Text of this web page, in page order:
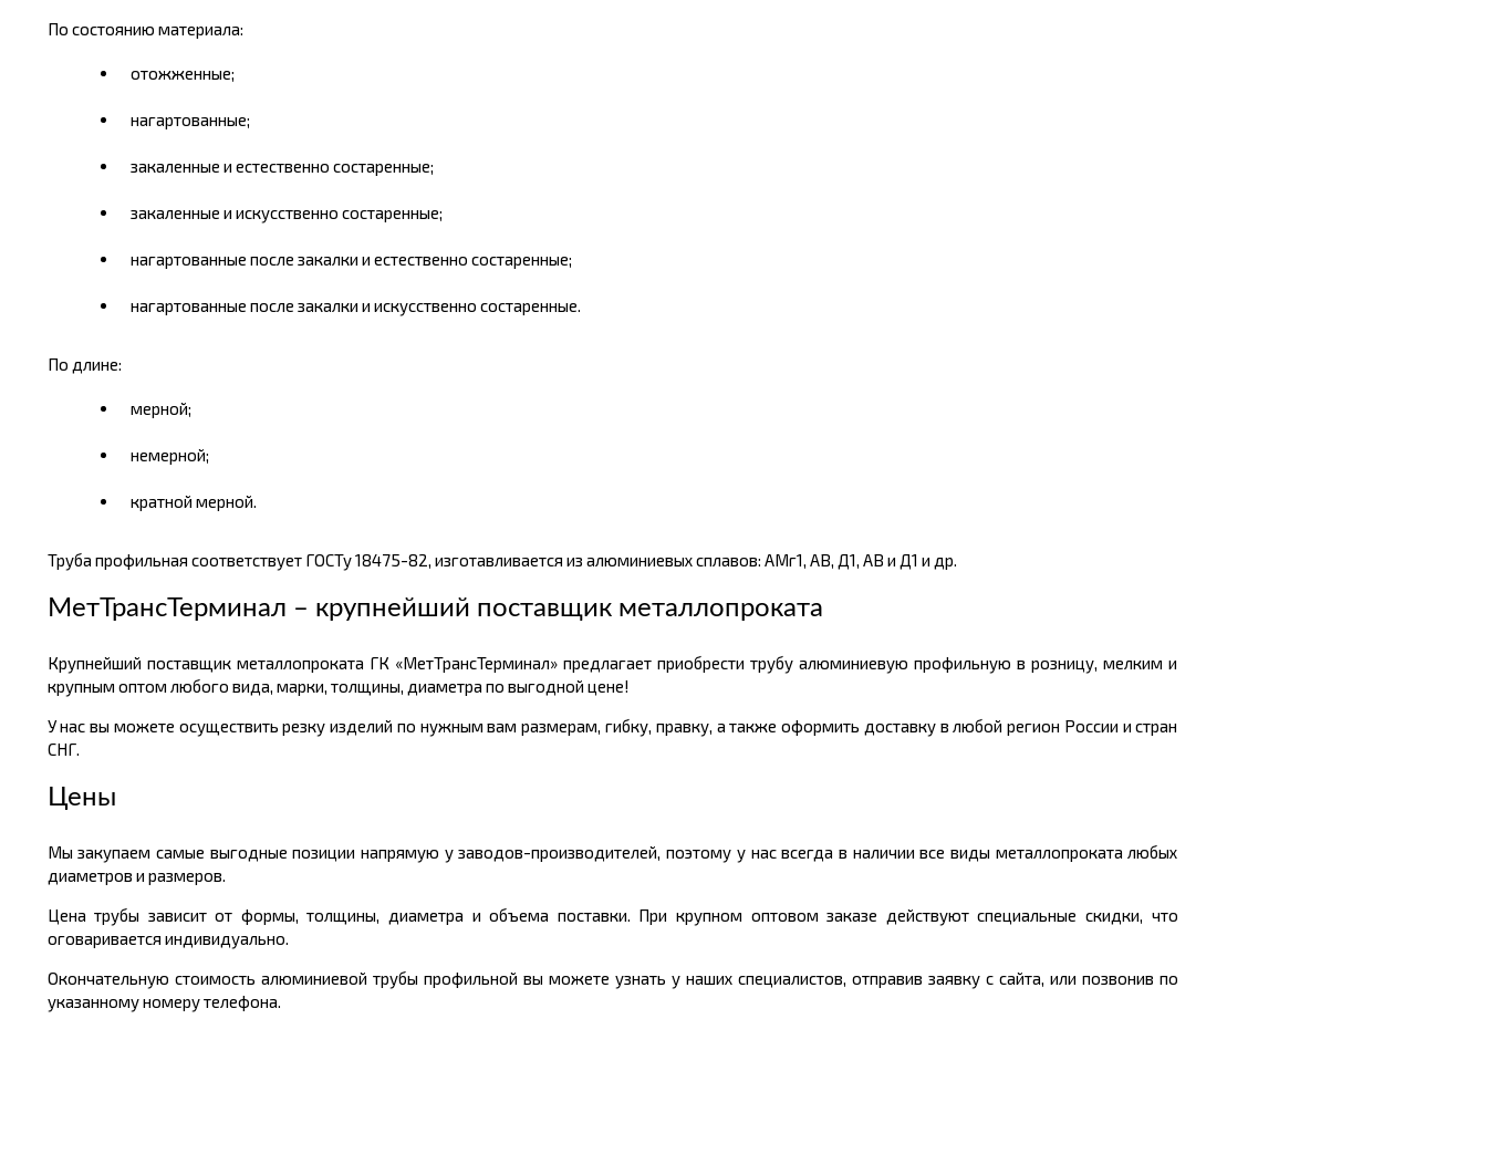
По состоянию материала:
отожженные;
нагартованные;
закаленные и естественно состаренные;
закаленные и искусственно состаренные;
нагартованные после закалки и естественно состаренные;
нагартованные после закалки и искусственно состаренные.
По длине:
мерной;
немерной;
кратной мерной.
Труба профильная соответствует ГОСТу 18475-82, изготавливается из алюминиевых сплавов: АМг1, АВ, Д1, АВ и Д1 и др.
МетТрансТерминал – крупнейший поставщик металлопроката
Крупнейший поставщик металлопроката ГК «МетТрансТерминал» предлагает приобрести трубу алюминиевую профильную в розницу, мелким и
крупным оптом любого вида, марки, толщины, диаметра по выгодной цене!
У нас вы можете осуществить резку изделий по нужным вам размерам, гибку, правку, а также оформить доставку в любой регион России и стран
СНГ.
Цены
Мы закупаем самые выгодные позиции напрямую у заводов-производителей, поэтому у нас всегда в наличии все виды металлопроката любых
диаметров и размеров.
Цена трубы зависит от формы, толщины, диаметра и объема поставки. При крупном оптовом заказе действуют специальные скидки, что
оговаривается индивидуально.
Окончательную стоимость алюминиевой трубы профильной вы можете узнать у наших специалистов, отправив заявку с сайта, или позвонив по
указанному номеру телефона.